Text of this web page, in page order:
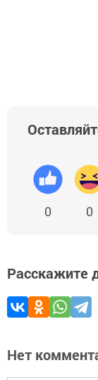
0 0
Расскажите
Нет